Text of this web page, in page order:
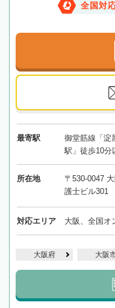
全国対
最寄駅
御堂筋線「淀
駅」徒歩10分
所在地
〒530-0047
護士ビル301
対応エリア 大阪、全国オ
大阪府 大阪